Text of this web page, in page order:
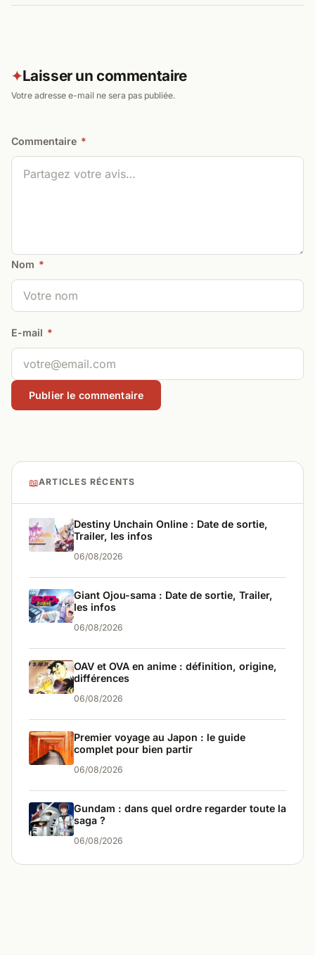
✦Laisser un commentaire
Votre adresse e-mail ne sera pas publiée.
Commentaire *
Nom *
E-mail *
📖ARTICLES RÉCENTS
Destiny Unchain Online : Date de sortie,
Trailer, les infos
06/08/2026
Giant Ojou-sama : Date de sortie, Trailer,
les infos
06/08/2026
OAV et OVA en anime : définition, origine,
différences
06/08/2026
Premier voyage au Japon : le guide
complet pour bien partir
06/08/2026
Gundam : dans quel ordre regarder toute la
saga ?
06/08/2026